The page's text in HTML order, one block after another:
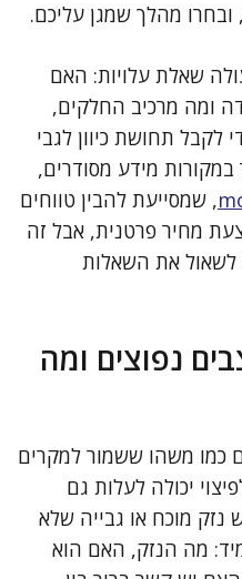
מהלך שמגן עליכם.
שאלת עלויות: האם
ומה מרכיב החלקים,
לקבל תחושת כיוון לגבי
מידע מסודרים,
, שמסייעת להבין טווחים
מחיר פרטנית, אבל זה
לשאול את השאלות
נפוצים ומה
כמו משהו ששמור למקרים
יכולה לעלות גם
נזק מוכח או גבייה שלא
מה הנזק, האם הוא